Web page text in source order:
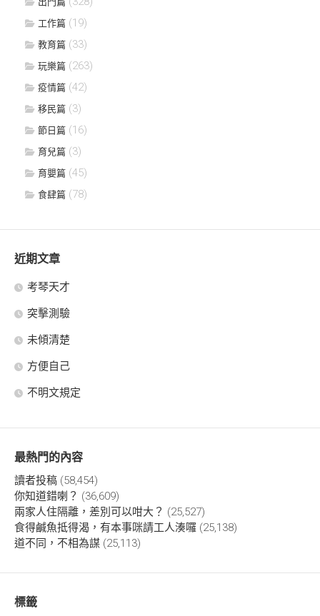
工作篇 (19)
教育篇 (33)
玩樂篇 (263)
疫情篇 (42)
移民篇 (3)
節日篇 (16)
育兒篇 (3)
育嬰篇 (45)
食肆篇 (78)
近期文章
考琴天才
突擊測驗
未傾清楚
方便自己
不明文規定
最熱門的內容
讀者投稿 (58,454)
你知道錯喇？ (36,609)
兩家人住隔離，差別可以咁大？ (25,527)
食得鹹魚抵得渴，有本事咪請工人湊囉 (25,138)
道不同，不相為謀 (25,113)
標籤